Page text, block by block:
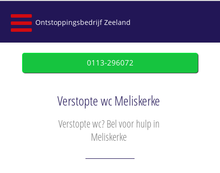
Ontstoppingsbedrijf Zeeland
0113-296072
Verstopte wc Meliskerke
Verstopte wc? Bel voor hulp in
Meliskerke